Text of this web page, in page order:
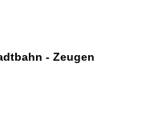
- Zeugen